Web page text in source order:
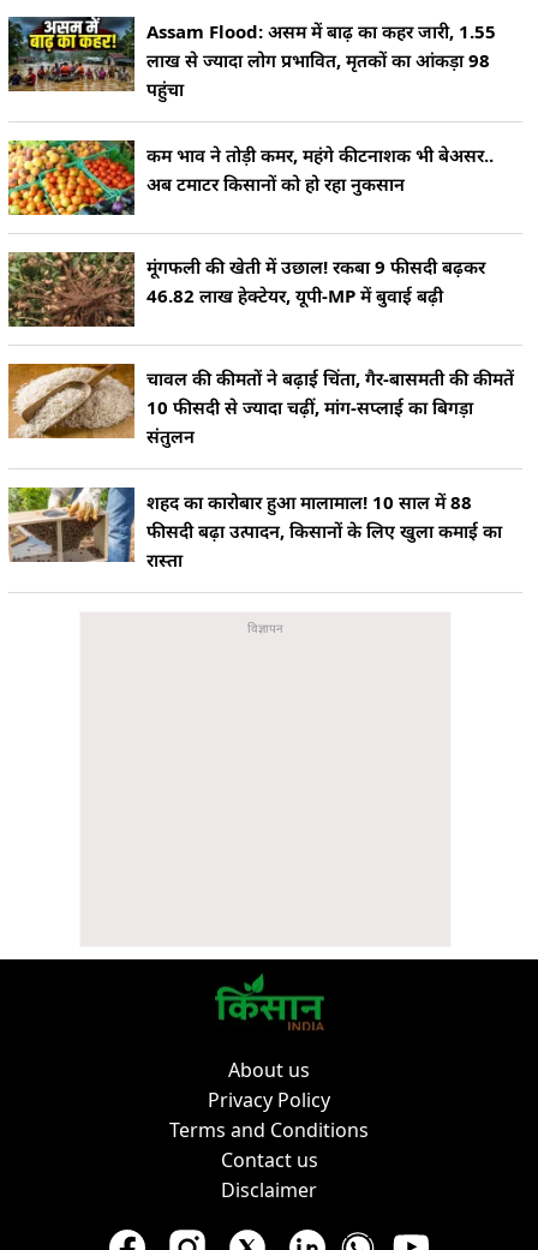
Assam Flood: असम में बाढ़ का कहर जारी, 1.55
लाख से ज्यादा लोग प्रभावित, मृतकों का आंकड़ा 98
पहुंचा
कम भाव ने तोड़ी कमर, महंगे कीटनाशक भी बेअसर..
अब टमाटर किसानों को हो रहा नुकसान
मूंगफली की खेती में उछाल! रकबा 9 फीसदी बढ़कर
46.82 लाख हेक्टेयर, यूपी-MP में बुवाई बढ़ी
चावल की कीमतों ने बढ़ाई चिंता, गैर-बासमती की कीमतें
10 फीसदी से ज्यादा चढ़ीं, मांग-सप्लाई का बिगड़ा
संतुलन
शहद का कारोबार हुआ मालामाल! 10 साल में 88
फीसदी बढ़ा उत्पादन, किसानों के लिए खुला कमाई का
रास्ता
About us
Privacy Policy
Terms and Conditions
Contact us
Disclaimer